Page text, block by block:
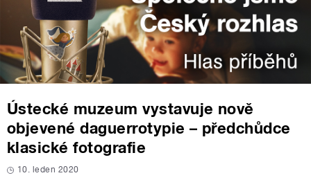
Ústecké muzeum vystavuje nově
objevené daguerrotypie – předchůdce
klasické fotografie
10. leden 2020